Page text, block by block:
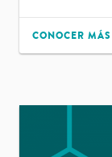
CONOCER MÁS